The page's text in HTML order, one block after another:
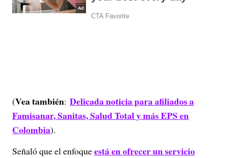
(Vea también: Delicada noticia para afiliados a
Famisanar, Sanitas, Salud Total y más EPS en
Colombia).
Señaló que el enfoqueestá en ofrecer un servicio